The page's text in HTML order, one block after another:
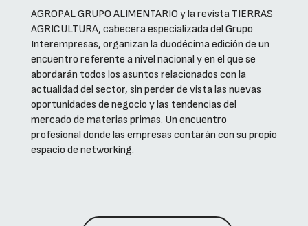
AGROPAL GRUPO ALIMENTARIO y la revista TIERRAS
AGRICULTURA, cabecera especializada del Grupo
Interempresas, organizan la duodécima edición de un
encuentro referente a nivel nacional y en el que se
abordarán todos los asuntos relacionados con la
actualidad del sector, sin perder de vista las nuevas
oportunidades de negocio y las tendencias del
mercado de materias primas. Un encuentro
profesional donde las empresas contarán con su propio
espacio de networking.